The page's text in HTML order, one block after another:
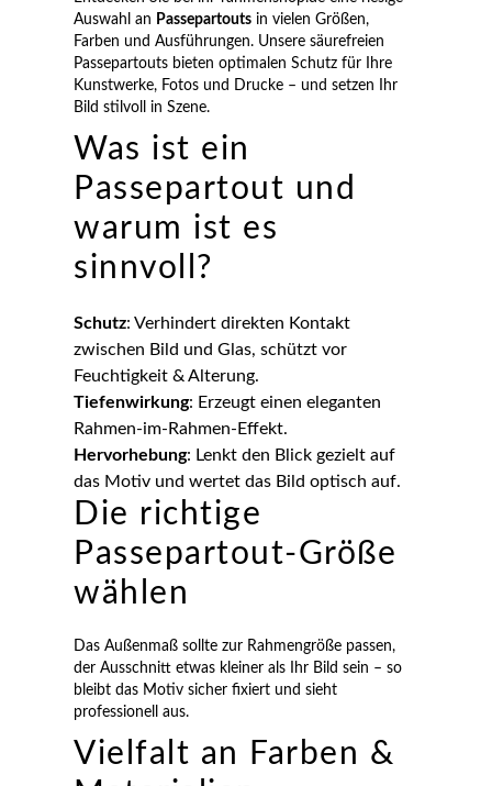
Auswahl an Passepartouts in vielen Größen,
Farben und Ausführungen. Unsere säurefreien
Passepartouts bieten optimalen Schutz für Ihre
Kunstwerke, Fotos und Drucke – und setzen Ihr
Bild stilvoll in Szene.
Was ist ein
Passepartout und
warum ist es
sinnvoll?
Schutz: Verhindert direkten Kontakt
zwischen Bild und Glas, schützt vor
Feuchtigkeit & Alterung.
Tiefenwirkung: Erzeugt einen eleganten
Rahmen-im-Rahmen-Effekt.
Hervorhebung: Lenkt den Blick gezielt auf
das Motiv und wertet das Bild optisch auf.
Die richtige
Passepartout-Größe
wählen
Das Außenmaß sollte zur Rahmengröße passen,
der Ausschnitt etwas kleiner als Ihr Bild sein – so
bleibt das Motiv sicher fixiert und sieht
professionell aus.
Vielfalt an Farben &